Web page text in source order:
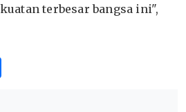
terbesar bangsa ini",